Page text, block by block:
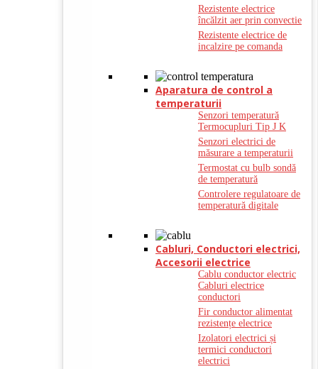
Rezistente electrice
încălzit aer prin convectie
Rezistente electrice de
incalzire pe comanda
Aparatura de control a
temperaturii
Senzori temperatură
Termocupluri Tip J K
Senzori electrici de
măsurare a temperaturii
Termostat cu bulb sondă
de temperatură
Controlere regulatoare de
temperatură digitale
Cabluri, Conductori electrici,
Accesorii electrice
Cablu conductor electric
Cabluri electrice
conductori
Fir conductor alimentat
rezistențe electrice
Izolatori electrici și
termici conductori
electrici